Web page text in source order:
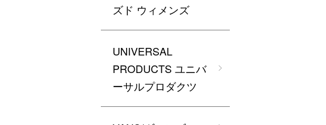
ズド ウィメンズ
UNIVERSAL
PRODUCTS ユニバ
ーサルプロダクツ